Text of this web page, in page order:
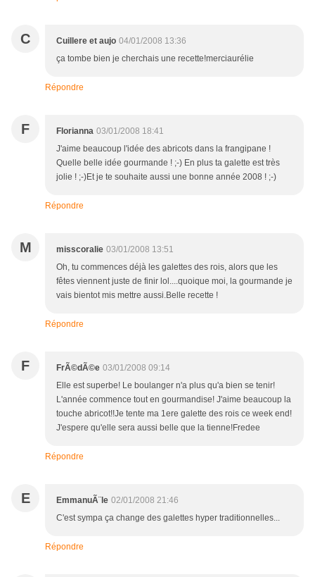
C Cuillere et aujo 04/01/2008 13:36
ça tombe bien je cherchais une recette!merciaurélie
Répondre
F Florianna 03/01/2008 18:41
J'aime beaucoup l'idée des abricots dans la frangipane !
Quelle belle idée gourmande ! ;-) En plus ta galette est très
jolie ! ;-)Et je te souhaite aussi une bonne année 2008 ! ;-)
Répondre
M misscoralie 03/01/2008 13:51
Oh, tu commences déjà les galettes des rois, alors que les
fêtes viennent juste de finir lol....quoique moi, la gourmande je
vais bientot mis mettre aussi.Belle recette !
Répondre
F FrÃ©dÃ©e 03/01/2008 09:14
Elle est superbe! Le boulanger n'a plus qu'a bien se tenir!
L'année commence tout en gourmandise! J'aime beaucoup la
touche abricot!!Je tente ma 1ere galette des rois ce week end!
J'espere qu'elle sera aussi belle que la tienne!Fredee
Répondre
E EmmanuÃ¨le 02/01/2008 21:46
C'est sympa ça change des galettes hyper traditionnelles...
Répondre